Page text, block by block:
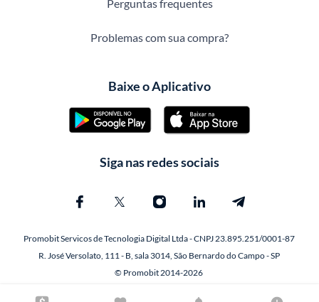
Perguntas frequentes
Problemas com sua compra?
Baixe o Aplicativo
Siga nas redes sociais
Promobit Servicos de Tecnologia Digital Ltda - CNPJ 23.895.251/0001-87
R. José Versolato, 111 - B, sala 3014, São Bernardo do Campo - SP
© Promobit 2014-2026